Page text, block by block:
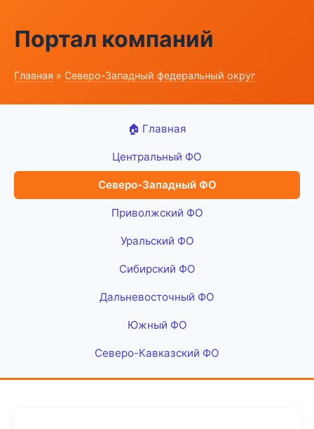
Портал компаний
Главная » Северо-Западный федеральный округ
🏠 Главная
Центральный ФО
Северо-Западный ФО
Приволжский ФО
Уральский ФО
Сибирский ФО
Дальневосточный ФО
Южный ФО
Северо-Кавказский ФО